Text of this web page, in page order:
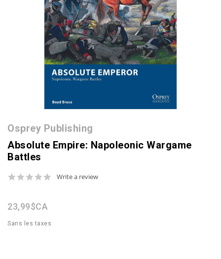
Osprey Publishing
Absolute Empire: Napoleonic Wargame
Battles
0.0
Write a review
23,99$CA
Sans les taxes